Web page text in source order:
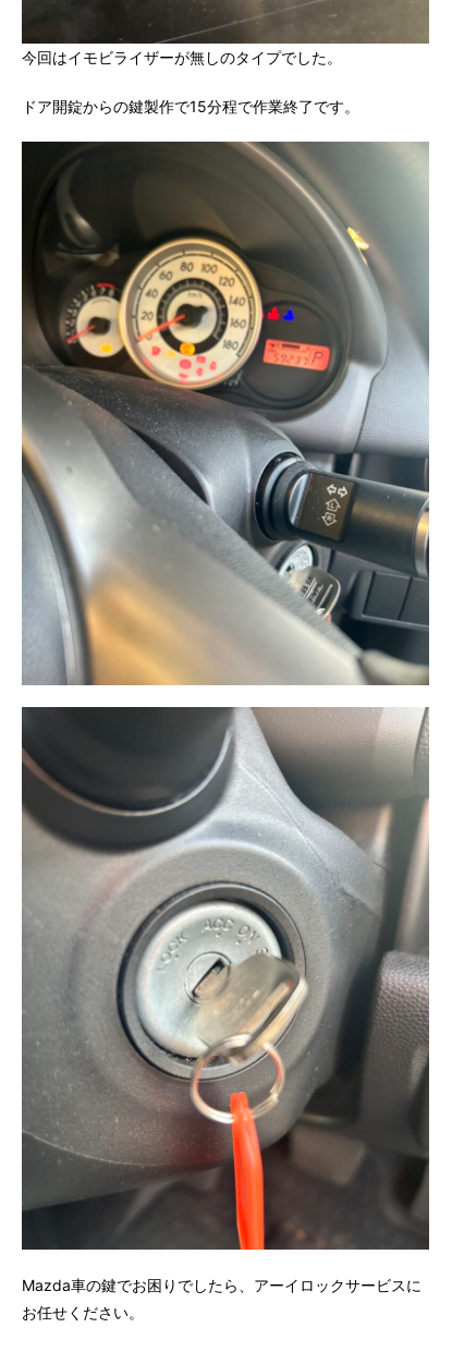
今回はイモビライザーが無しのタイプでした。
ドア開錠からの鍵製作で15分程で作業終了です。
Mazda車の鍵でお困りでしたら、アーイロックサービスに
お任せください。